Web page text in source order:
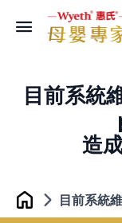
目前系統
造
Home 目前系統